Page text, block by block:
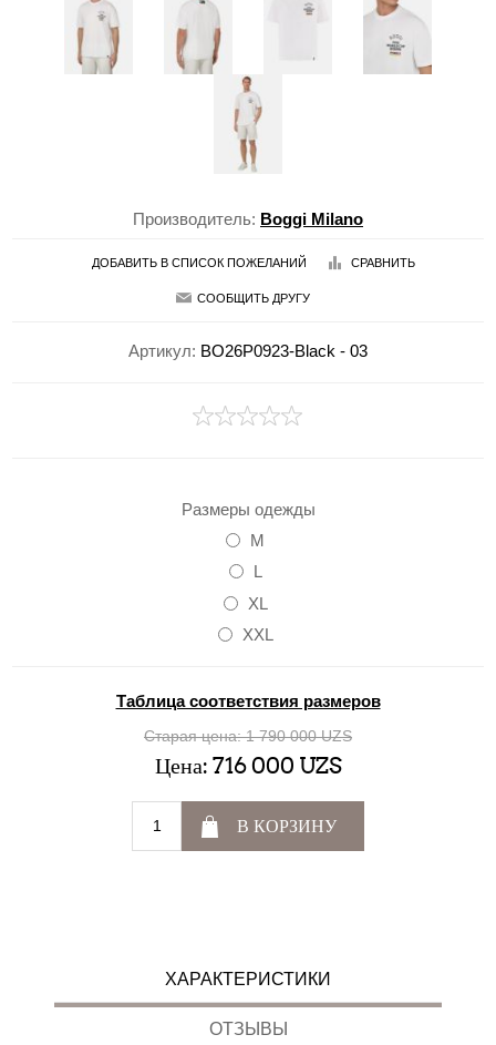
Производитель: Boggi Milano
ДОБАВИТЬ В СПИСОК ПОЖЕЛАНИЙ СРАВНИТЬ
СООБЩИТЬ ДРУГУ
Артикул: BO26P0923-Black - 03
Размеры одежды
M
L
XL
XXL
Таблица соответствия размеров
Старая цена: 1 790 000 UZS
Цена: 716 000 UZS
В КОРЗИНУ
ХАРАКТЕРИСТИКИ
ОТЗЫВЫ